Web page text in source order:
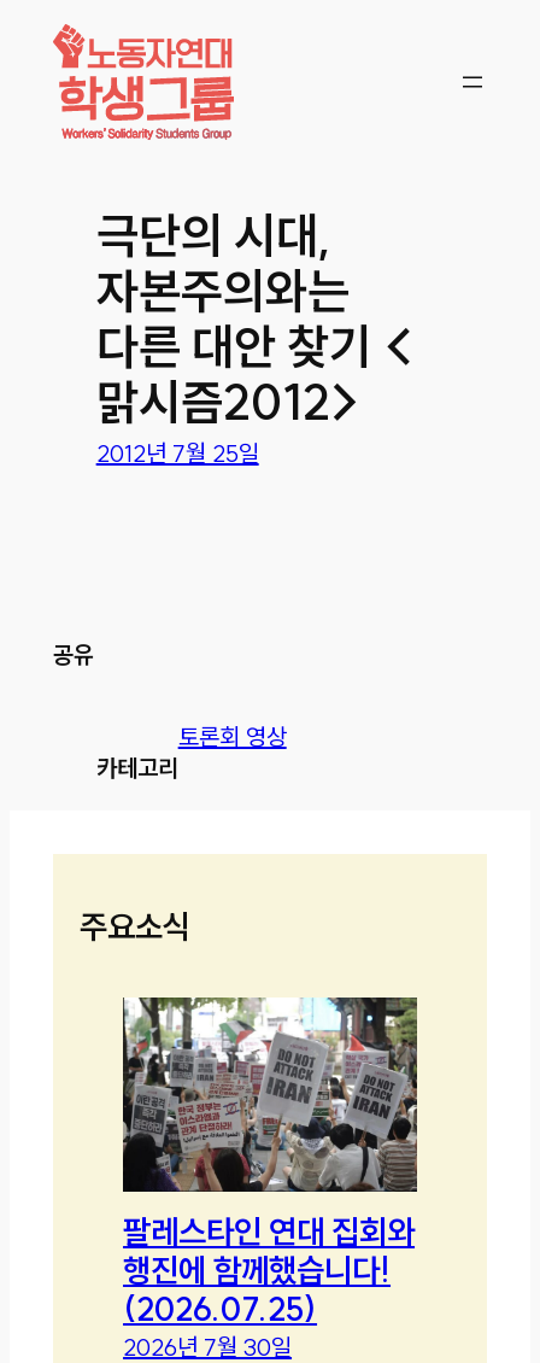
콘텐츠로
바로가기
극단의 시대,
자본주의와는
다른 대안 찾기 <
맑시즘2012>
2012년 7월 25일
공유
카테고리
토론회 영상
주요소식
팔레스타인 연대 집회와
행진에 함께했습니다!
(2026.07.25)
2026년 7월 30일